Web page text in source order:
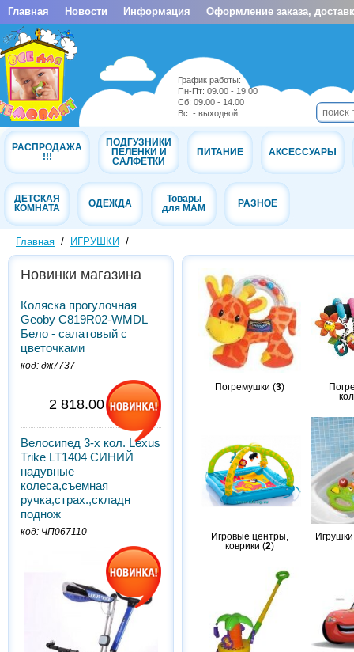
Главная Новости Информация Оформление заказа,
График работы:
Пн-Пт: 09.00 - 19.00
Cб: 09.00 - 14.00
Вс: - выходной
РАСПРОДАЖА
!!!
ПОДГУЗНИКИ
ПЕЛЕНКИ И
САЛФЕТКИ
ПИТАНИЕ АКСЕССУАРЫ
ДЕТСКАЯ
КОМНАТА
ОДЕЖДА
Товары
для МАМ
РАЗНОЕ
Главная / ИГРУШКИ /
Новинки магазина
Коляска прогулочная
Geoby C819R02-WMDL
Бело - салатовый с
цветочками
код: дж7737
2 818.00 грн.
Велосипед 3-х кол. Lexus
Trike LT1404 СИНИЙ
надувные
колеса,съемная
ручка,страх.,складн
поднож
код: ЧП067110
Погремушки (3)
Игровые центры,
коврики (2)